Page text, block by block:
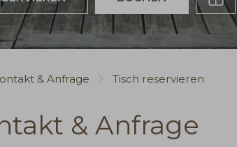
& Anfrage Tisch reservieren
& Anfrage